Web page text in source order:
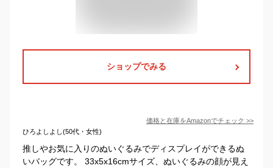
ショップでみる
価格と在庫をAmazonでチェック >>
ひろよしよし(50代・女性)
推しやお気に入りのぬいぐるみでディスプレイができるぬ
いバッグです。‎ 33x5x16cmサイズ、ぬいぐるみの顔が見え